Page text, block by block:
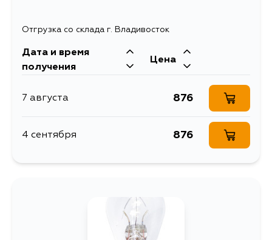
Отгрузка со склада г. Владивосток
Дата и время
получения
Цена
7 августа 876
4 сентября 876